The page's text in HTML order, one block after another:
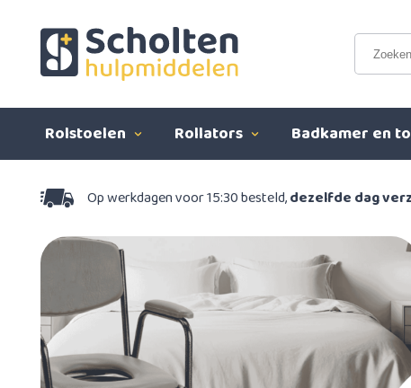
Rolstoelen Rollators Badkamer en
Op werkdagen voor 15:30 besteld,dezelfde dag